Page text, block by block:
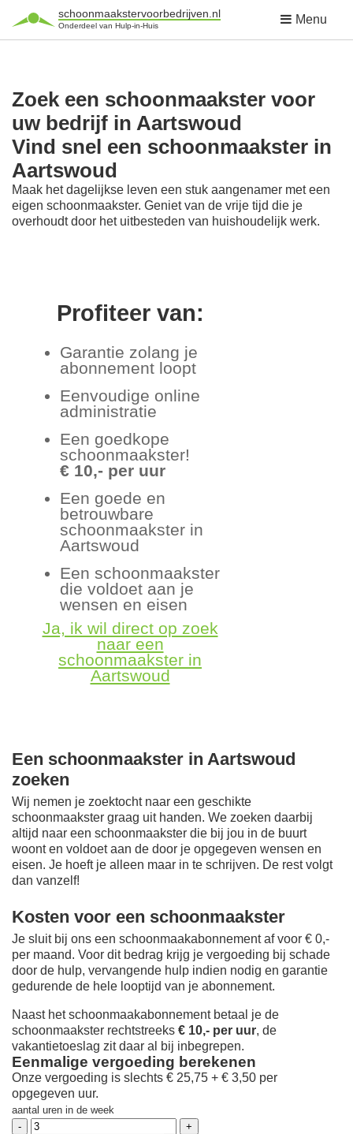
schoonmaakstervoorbedrijven.nl
Onderdeel van Hulp-in-Huis Menu
Zoek een schoonmaakster voor
uw bedrijf in Aartswoud
Vind snel een schoonmaakster in
Aartswoud
Maak het dagelijkse leven een stuk aangenamer met een
eigen schoonmaakster. Geniet van de vrije tijd die je
overhoudt door het uitbesteden van huishoudelijk werk.
Profiteer van:
Garantie zolang je
abonnement loopt
Eenvoudige online
administratie
Een goedkope
schoonmaakster!
€ 10,- per uur
Een goede en
betrouwbare
schoonmaakster in
Aartswoud
Een schoonmaakster
die voldoet aan je
wensen en eisen
Ja, ik wil direct op zoek
naar een
schoonmaakster in
Aartswoud
Een schoonmaakster in Aartswoud
zoeken
Wij nemen je zoektocht naar een geschikte
schoonmaakster graag uit handen. We zoeken daarbij
altijd naar een schoonmaakster die bij jou in de buurt
woont en voldoet aan de door je opgegeven wensen en
eisen. Je hoeft je alleen maar in te schrijven. De rest volgt
dan vanzelf!
Kosten voor een schoonmaakster
Je sluit bij ons een schoonmaakabonnement af voor € 0,-
per maand. Voor dit bedrag krijg je vergoeding bij schade
door de hulp, vervangende hulp indien nodig en garantie
gedurende de hele looptijd van je abonnement.
Naast het schoonmaakabonnement betaal je de
schoonmaakster rechtstreeks € 10,- per uur, de
vakantietoeslag zit daar al bij inbegrepen.
Eenmalige vergoeding berekenen
Onze vergoeding is slechts € 25,75 + € 3,50 per
opgegeven uur.
aantal uren in de week